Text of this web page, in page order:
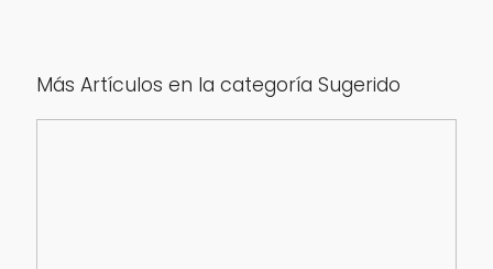
Más Artículos en la categoría Sugerido